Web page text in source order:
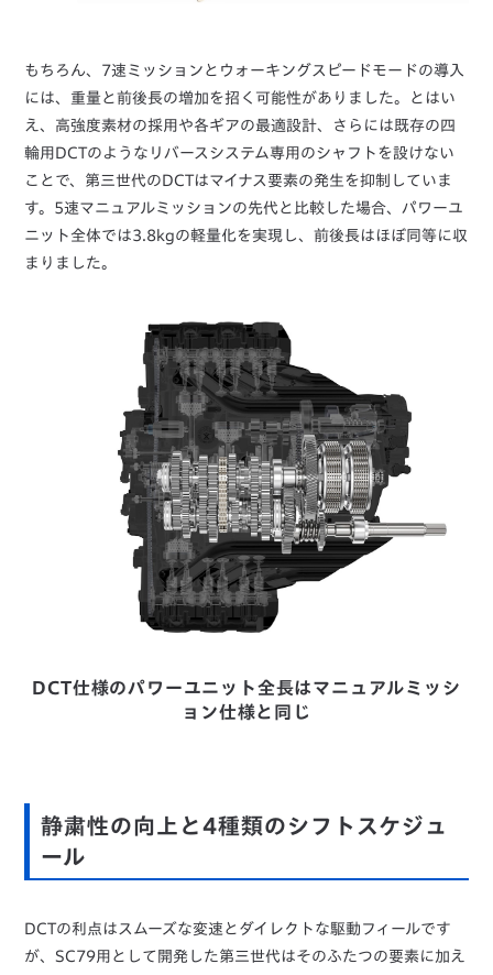
もちろん、7速ミッションとウォーキングスピードモードの導入
には、重量と前後長の増加を招く可能性がありました。とはい
え、高強度素材の採用や各ギアの最適設計、さらには既存の四
輪用DCTのようなリバースシステム専用のシャフトを設けない
ことで、第三世代のDCTはマイナス要素の発生を抑制していま
す。5速マニュアルミッションの先代と比較した場合、パワーユ
ニット全体では3.8kgの軽量化を実現し、前後長はほぼ同等に収
まりました。
DCT仕様のパワーユニット全長はマニュアルミッシ
ョン仕様と同じ
静粛性の向上と4種類のシフトスケジュ
ール
DCTの利点はスムーズな変速とダイレクトな駆動フィールです
が、SC79用として開発した第三世代はそのふたつの要素に加え